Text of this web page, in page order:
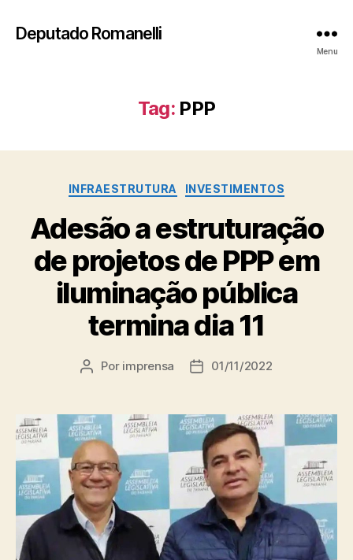
Deputado Romanelli
Menu
Tag: PPP
Categorias
INFRAESTRUTURA INVESTIMENTOS
Adesão a estruturação
de projetos de PPP em
iluminação pública
termina dia 11
Autor
Por imprensa
Data01/11/2022